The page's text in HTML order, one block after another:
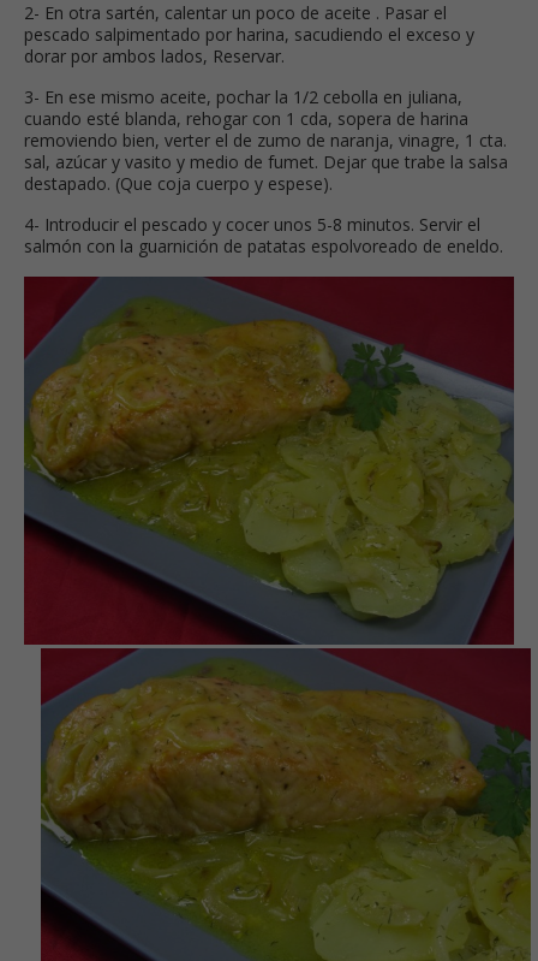
2- En otra sartén, calentar un poco de aceite . Pasar el
pescado salpimentado por harina, sacudiendo el exceso y
dorar por ambos lados, Reservar.
3- En ese mismo aceite, pochar la 1/2 cebolla en juliana,
cuando esté blanda, rehogar con 1 cda, sopera de harina
removiendo bien, verter el de zumo de naranja, vinagre, 1 cta.
sal, azúcar y vasito y medio de fumet. Dejar que trabe la salsa
destapado. (Que coja cuerpo y espese).
4- Introducir el pescado y cocer unos 5-8 minutos. Servir el
salmón con la guarnición de patatas espolvoreado de eneldo.